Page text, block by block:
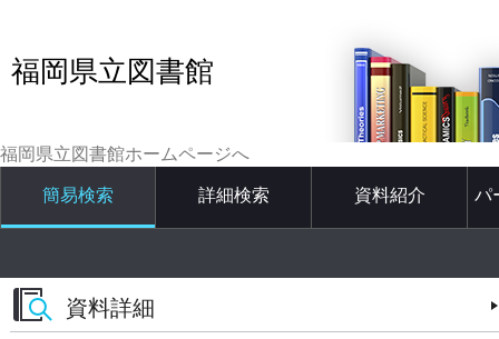
福岡県立図書館
福岡県立図書館ホームページへ
簡易検索 詳細検索 資料紹介 パ
資料詳細